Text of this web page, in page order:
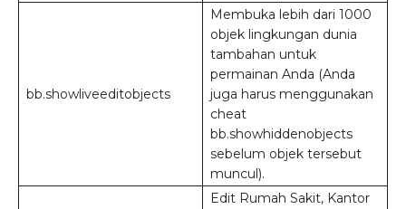
bb.showliveeditobjects
Membuka lebih dari 1000
objek lingkungan dunia
tambahan untuk
permainan Anda (Anda
juga harus menggunakan
cheat
bb.showhiddenobjects
sebelum objek tersebut
muncul).
Edit Rumah Sakit, Kantor